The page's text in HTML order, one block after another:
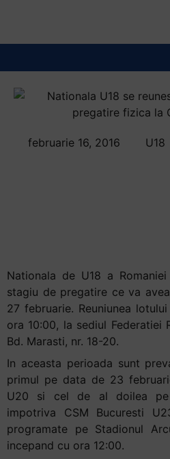
All
One
Accessibility
reader,
press
"Ctrl
/".
shortcut
activates
the
screen
reader
to
februarie 16, 2016 U18
Nationala de U18 a
stagiu de pregatire ce va
27 februarie. Reuniunea
ora 10:00, la sediul Federatiei
Bd. Marasti, nr. 18-20.
In aceasta perioada sunt
primul pe data de 23
U20 si cel de al doilea
impotriva CSM Bucuresti
programate pe Stadionul
incepand cu ora 12:00.